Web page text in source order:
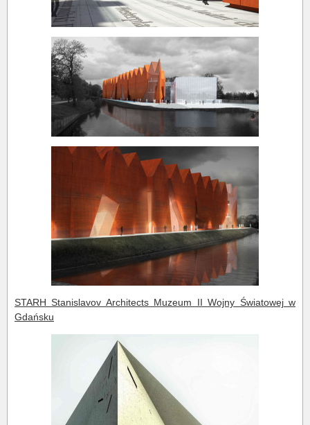
STARH Stanislavov Architects Muzeum II Wojny Światowej w
Gdańsku